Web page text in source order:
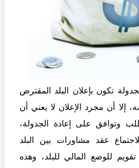
تكون بإعلان البلد المقترض
إلا أن مجرد الإعلان لا يعني أن
وتوافق على إعادة الجدولة،
عقد مشاورات بين البلد
للوضع المالي للبلد، وهذه